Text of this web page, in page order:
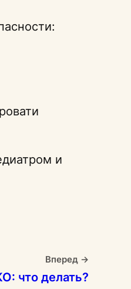
и
Вперед →
что делать?